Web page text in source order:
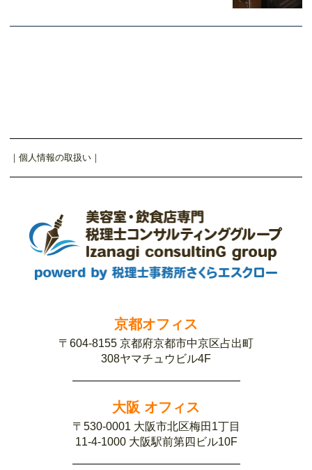
｜ 個人情報の取扱い ｜
京都オフィス
〒604-8155 京都府京都市中京区占出町
308ヤマチュウビル4F
大阪 オフィス
〒530-0001 大阪市北区梅田1丁目
11-4-1000 大阪駅前第四ビル10F